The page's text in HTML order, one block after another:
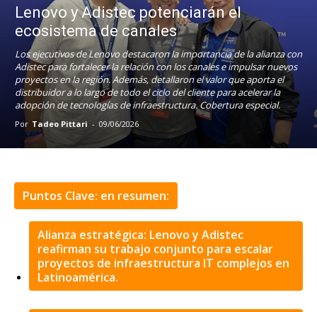
Lenovo y Adistec potenciarán el
ecosistema de canales
Los ejecutivos de Lenovo destacaron la importancia de la alianza con
Adistec para fortalecer la relación con los canales e impulsar nuevos
proyectos en la región. Además, detallaron el valor que aporta el
distribuidor a lo largo de todo el ciclo del cliente para acelerar la
adopción de tecnologías de infraestructura. Cobertura especial.
Por Tadeo Pittari - 09/06/2026
Puntos Clave: en resumen:
Alianza estratégica: Lenovo y Adistec
reafirman su trabajo conjunto para escalar
proyectos de infraestructura IT complejos en
Latinoamérica.